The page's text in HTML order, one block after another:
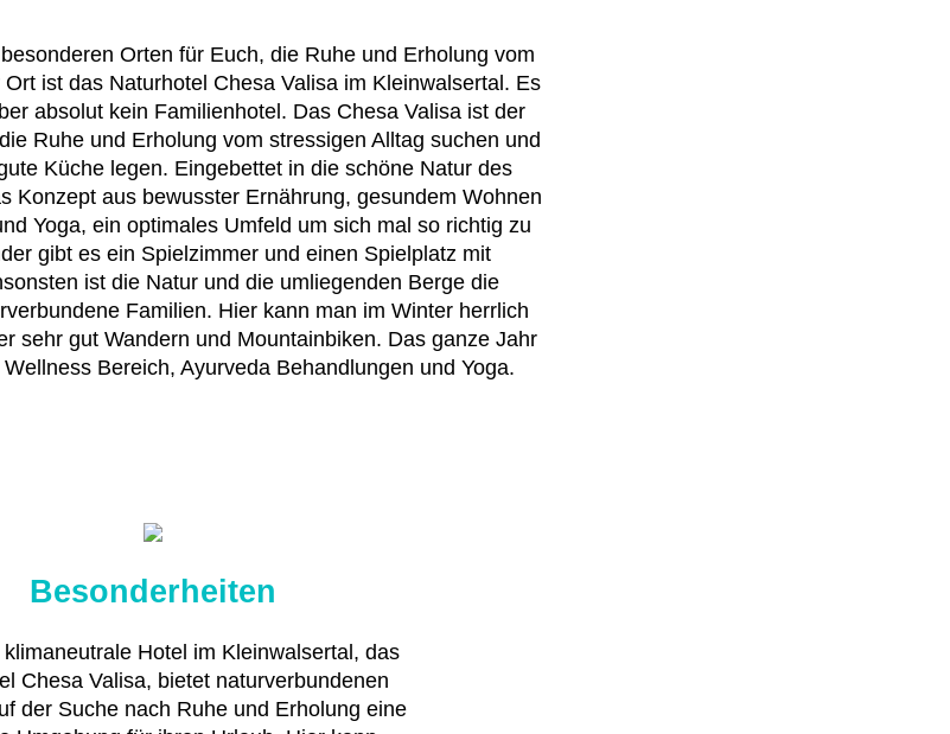
Orten für Euch, die Ruhe und Erholung vom
ist das Naturhotel Chesa Valisa im Kleinwalsertal. Es
absolut kein Familienhotel. Das Chesa Valisa ist der
Ruhe und Erholung vom stressigen Alltag suchen und
Küche legen. Eingebettet in die schöne Natur des
Konzept aus bewusster Ernährung, gesundem Wohnen
Yoga, ein optimales Umfeld um sich mal so richtig zu
gibt es ein Spielzimmer und einen Spielplatz mit
ist die Natur und die umliegenden Berge die
Familien. Hier kann man im Winter herrlich
sehr gut Wandern und Mountainbiken. Das ganze Jahr
Bereich, Ayurveda Behandlungen und Yoga.
Besonderheiten
Hotel im Kleinwalsertal, das
Chesa Valisa, bietet naturverbundenen
der Suche nach Ruhe und Erholung eine